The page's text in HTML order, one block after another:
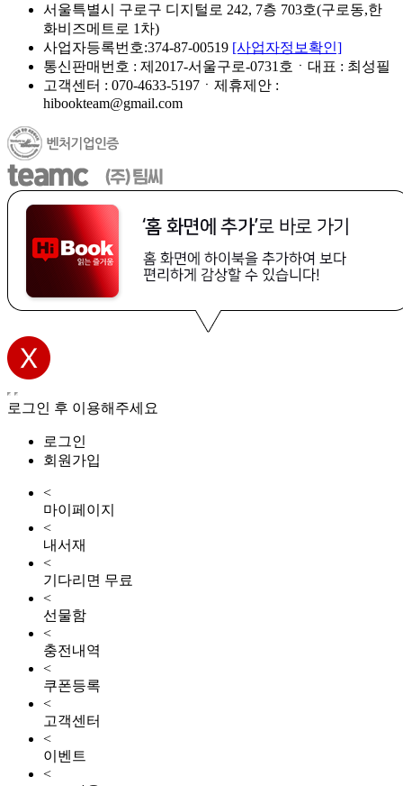
서울특별시 구로구 디지털로 242, 7층 703호(구로동,한
화비즈메트로 1차)
사업자등록번호:374-87-00519 [사업자정보확인]
통신판매번호 : 제2017-서울구로-0731호ㆍ대표 : 최성필
고객센터 : 070-4633-5197ㆍ제휴제안 :
hibookteam@gmail.com
로그인 후 이용해주세요
로그인
회원가입
<
마이페이지
<
내서재
<
기다리면 무료
<
선물함
<
충전내역
<
쿠폰등록
<
고객센터
<
이벤트
<